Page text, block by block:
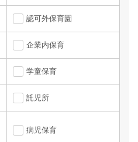
認可外保育園
企業内保育
学童保育
託児所
病児保育